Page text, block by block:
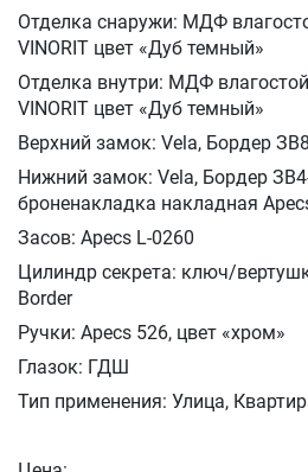
Отделка снаружи: МДФ
VINORIT цвет «Дуб темный»
Отделка внутри: МДФ
VINORIT цвет «Дуб темный»
Верхний замок: Vela, Бордер
Нижний замок: Vela, Бордер
броненакладка накладная
Засов: Apecs L-0260
Цилиндр секрета: ключ/
Border
Ручки: Apecs 526, цвет «хром»
Глазок: ГДШ
Тип применения: Улица,